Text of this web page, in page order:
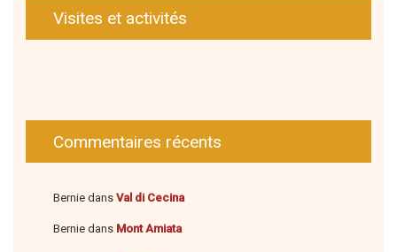
Visites et activités
Commentaires récents
Bernie dans Val di Cecina
Bernie dans Mont Amiata